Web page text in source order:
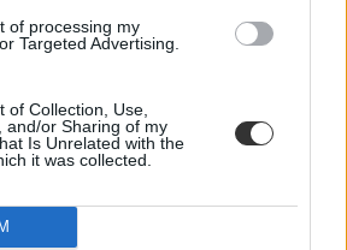
of processing my
Targeted Advertising.
of Collection, Use,
and/or Sharing of my
Is Unrelated with the
it was collected.
nyilvános helyen a gyerekeknek
szerelmesek napja lesz, bárkinek örömet